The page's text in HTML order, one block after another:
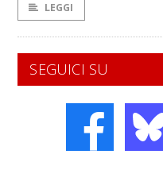
LEGGI
SEGUICI SU